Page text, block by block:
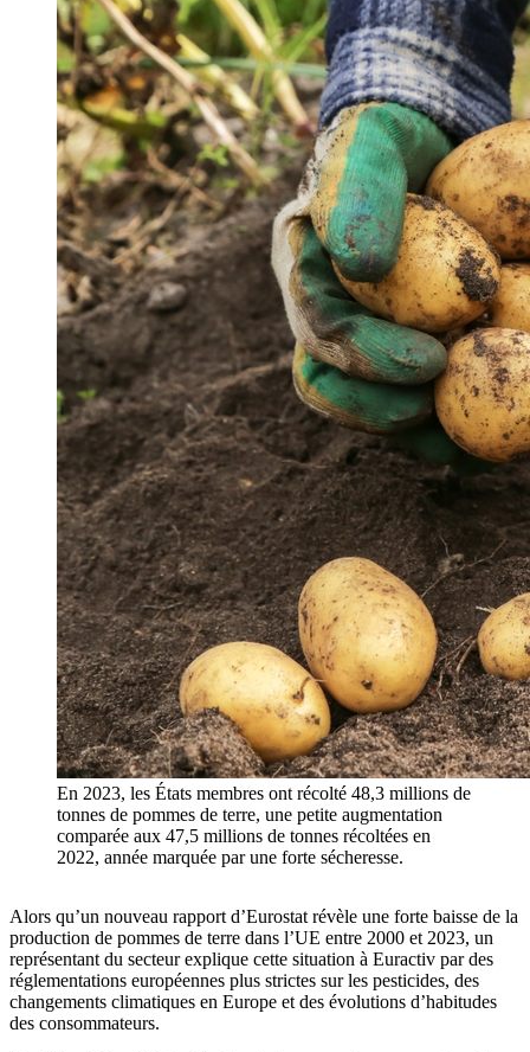
En 2023, les États membres ont récolté 48,3 millions de
tonnes de pommes de terre, une petite augmentation
comparée aux 47,5 millions de tonnes récoltées en
2022, année marquée par une forte sécheresse.
Alors qu’un nouveau rapport d’Eurostat révèle une forte baisse de la
production de pommes de terre dans l’UE entre 2000 et 2023, un
représentant du secteur explique cette situation à Euractiv par des
réglementations européennes plus strictes sur les pesticides, des
changements climatiques en Europe et des évolutions d’habitudes
des consommateurs.